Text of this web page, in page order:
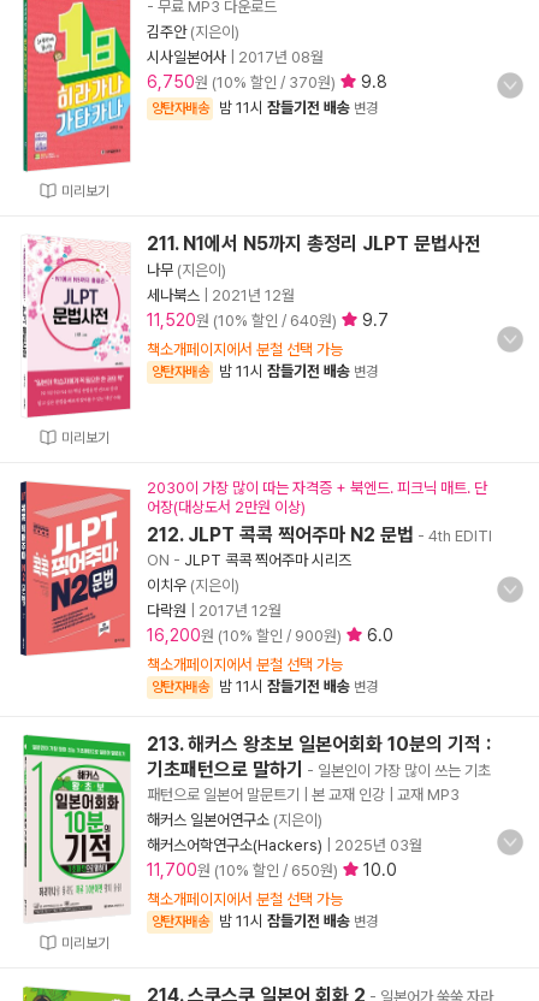
미리보기
- 무료 MP3 다운로드
김주안(지은이)
시사일본어사
2017년 08월
6,750원 (10% 할인 / 370원) 9.8
양탄자배송 밤 11시 잠들기전 배송 변경
미리보기
211. N1에서 N5까지 총정리 JLPT 문법사전
나무 (지은이)
세나북스
2021년 12월
11,520원 (10% 할인 / 640원) 9.7
책소개페이지에서 분철 선택 가능
양탄자배송 밤 11시 잠들기전 배송 변경
2030이 가장 많이 따는 자격증 + 북엔드. 피크닉 매트. 단
어장(대상도서 2만원 이상)
212. JLPT 콕콕 찍어주마 N2 문법 - 4th EDITI
ON - JLPT 콕콕 찍어주마 시리즈
이치우 (지은이)
다락원
2017년 12월
16,200원 (10% 할인 / 900원) 6.0
책소개페이지에서 분철 선택 가능
양탄자배송 밤 11시 잠들기전 배송 변경
미리보기
213. 해커스 왕초보 일본어회화 10분의 기적 :
기초패턴으로 말하기
- 일본인이 가장 많이 쓰는 기초
패턴으로 일본어 말문트기 | 본 교재 인강 | 교재 MP3
해커스 일본어연구소 (지은이)
해커스어학연구소(Hackers)
2025년 03월
11,700원 (10% 할인 / 650원) 10.0
책소개페이지에서 분철 선택 가능
양탄자배송 밤 11시 잠들기전 배송 변경
214. 스쿠스쿠 일본어 회화 2 - 일본어가 쑥쑥 자라